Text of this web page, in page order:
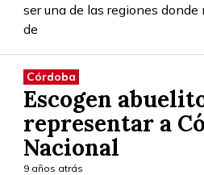
ser una de las regiones
de
Córdoba
Escogen
representar a
Nacional
9 años atrás